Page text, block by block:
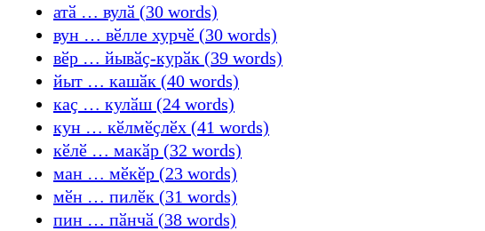
атӑ … вулӑ (30 words)
вун … вӗлле хурчӗ (30 words)
вӗр … йывӑҫ-курӑк (39 words)
йыт … кашӑк (40 words)
каҫ … кулӑш (24 words)
кун … кӗлмӗҫлӗх (41 words)
кӗлӗ … макӑр (32 words)
ман … мӗкӗр (23 words)
мӗн … пилӗк (31 words)
пин … пӑнчӑ (38 words)